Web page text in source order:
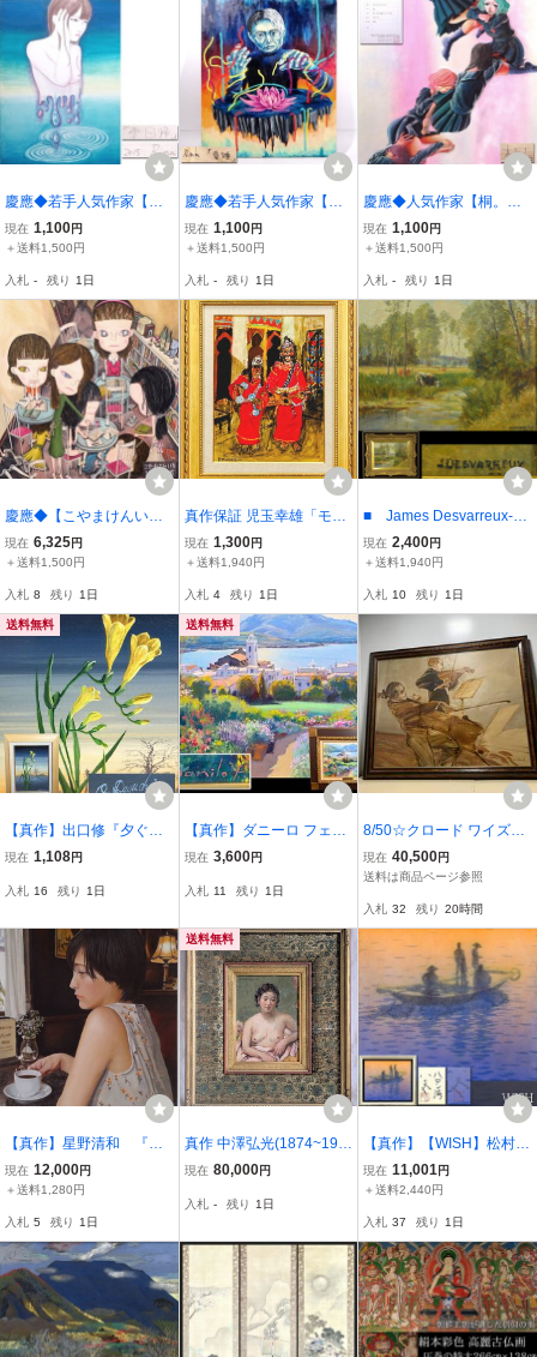
慶應◆若手人気作家【Rin
a】真筆 M12号パネルに
紙、水彩『零回帰』美少
現在 1,100円
＋送料1,500円
入札 - 残り 1日
慶應◆若手人気作家【Rin
a】真筆 油彩F20号人物画
『昏睡』自筆サイン11
現在 1,100円
＋送料1,500円
入札 - 残り 1日
慶應◆人気作家【桐。】
真筆 油彩F20号美少女画
『寂しさが永遠にループ
トコンプレックスセンタ
ー証明書付12
現在 1,100円
＋送料1,500円
入札 - 残り 1日
慶應◆【こやまけんい
ち】真筆 紙に油彩 美少女
画 額装 ブレイク前夜出演
現在 6,325円
＋送料1,500円
入札 8 残り 1日
真作保証 児玉幸雄「モロ
ッコの楽師」紙に油彩 6
号 豪華額装 布タトウ 人
二紀会委員 師:田村孝之助
現在 1,300円
＋送料1,940円
入札 4 残り 1日
■ James Desvarreux-La
rpenteur 水牛図 油彩
額装 【真作】ジェーム
ントゥール 19世紀 フ
ランス絵画 ys415
現在 2,400円
＋送料1,940円
入札 10 残り 1日
送料無料
【真作】出口修『夕ぐれ
とフリージヤ』油彩画 F4
ージア 油彩 絵画 風景画
ィンテージ
現在 1,108円
入札 16 残り 1日
送料無料
【真作】ダニーロ フェル
ナンデス『丘のプロムナ
油彩 油絵 風景画 骨董 古
ヴィンテージ
現在 3,600円
入札 11 残り 1日
8/50☆クロード ワイズバ
ッシュ コンサート 50F L
E PETIT CONCERT 真作
ズ約131.5×104.5ｃｍ 写
真追加あり☆
現在 40,500円
送料は商品ページ参照
入札 32 残り 20時間
【真作】星野清和 『窓
辺のカフェ』 Ｆ４ 20
26年作 人物画 油絵
ズム 美人画 本人出品
現在 12,000円
＋送料1,280円
入札 5 残り 1日
送料無料
真作 中澤弘光(1874~196
4) の0号裸婦。日本芸術
黒田清輝に師事。白日会
彦、野田弘志の先輩。
現在 80,000円
入札 - 残り 1日
【真作】【WISH】松村公
太「ハロン湾」日本画 10
号 金落款 金泥 共シール
舟名画 〇院展人気画
家 #26073046
現在 11,001円
＋送料2,440円
入札 37 残り 1日